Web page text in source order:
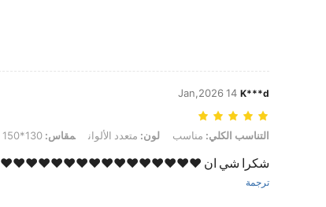
K***d
14 Jan,2026
التناسب الكلي: مناسب, لون: متعدد الألوان, مقاس: 130*150
التناسب الكلي: مناسب لون: متعدد الألوان مقاس:
شكرا شي ان ❤️❤️❤️❤️❤️❤️❤️❤️❤️❤️❤️❤️❤️❤️❤️❤️
ترجمة